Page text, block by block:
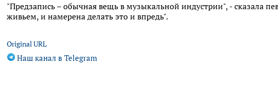
"Предзапись – обычная вещь в музыкальной индустрии", - сказала
живьем, и намерена делать это и впредь".
Original URL
Наш канал в Telegram